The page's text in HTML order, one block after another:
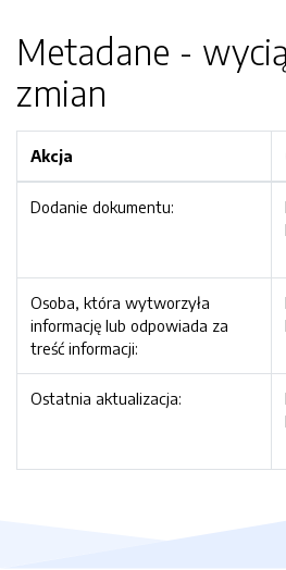
Metadane -
zmian
Akcja
Dodanie dokumentu:
Osoba, która wytworzyła
informację lub odpowiada za
treść informacji:
Ostatnia aktualizacja: